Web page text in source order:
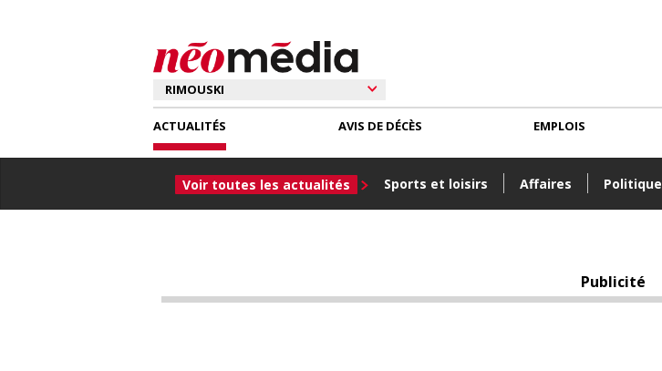
ACTUALITÉS
Voir toutes les actualités Sports et loisirs Affaires Politique
AVIS DE DÉCÈS EMPLOIS
Publicité